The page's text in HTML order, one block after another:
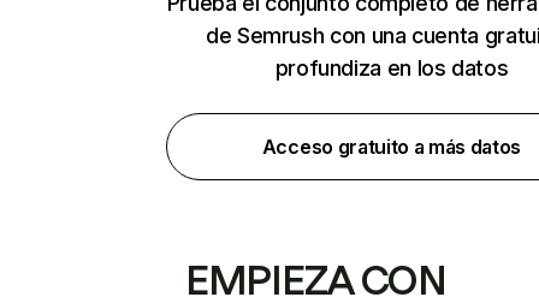
de Semrush con una cuenta
profundiza en los datos
Acceso gratuito a más datos
EMPIEZA CON